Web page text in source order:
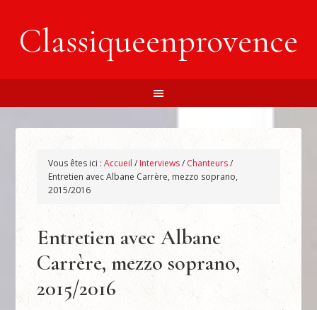
Classiqueenprovence
Vous êtes ici :Accueil / Interviews/ Chanteurs/
Entretien avec Albane Carrère, mezzo soprano,
2015/2016
Entretien avec Albane
Carrère, mezzo soprano,
2015/2016